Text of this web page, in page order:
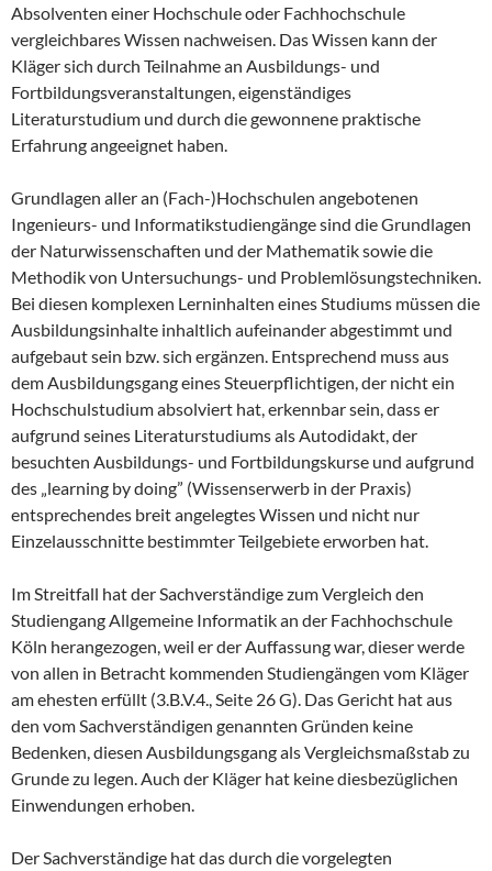
Absolventen einer Hochschule oder Fachhochschule
vergleichbares Wissen nachweisen. Das Wissen kann der
Kläger sich durch Teilnahme an Ausbildungs- und
Fortbildungsveranstaltungen, eigenständiges
Literaturstudium und durch die gewonnene praktische
Erfahrung angeeignet haben.
Grundlagen aller an (Fach-)Hochschulen angebotenen
Ingenieurs- und Informatikstudiengänge sind die Grundlagen
der Naturwissenschaften und der Mathematik sowie die
Methodik von Untersuchungs- und Problemlösungstechniken.
Bei diesen komplexen Lerninhalten eines Studiums müssen die
Ausbildungsinhalte inhaltlich aufeinander abgestimmt und
aufgebaut sein bzw. sich ergänzen. Entsprechend muss aus
dem Ausbildungsgang eines Steuerpflichtigen, der nicht ein
Hochschulstudium absolviert hat, erkennbar sein, dass er
aufgrund seines Literaturstudiums als Autodidakt, der
besuchten Ausbildungs- und Fortbildungskurse und aufgrund
des „learning by doing” (Wissenserwerb in der Praxis)
entsprechendes breit angelegtes Wissen und nicht nur
Einzelausschnitte bestimmter Teilgebiete erworben hat.
Im Streitfall hat der Sachverständige zum Vergleich den
Studiengang Allgemeine Informatik an der Fachhochschule
Köln herangezogen, weil er der Auffassung war, dieser werde
von allen in Betracht kommenden Studiengängen vom Kläger
am ehesten erfüllt (3.B.V.4., Seite 26 G). Das Gericht hat aus
den vom Sachverständigen genannten Gründen keine
Bedenken, diesen Ausbildungsgang als Vergleichsmaßstab zu
Grunde zu legen. Auch der Kläger hat keine diesbezüglichen
Einwendungen erhoben.
Der Sachverständige hat das durch die vorgelegten